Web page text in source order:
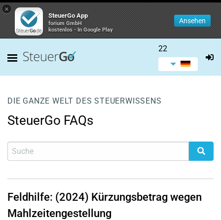
×
SteuerGo App
forium GmbH
kostenlos - In Google Play
Ansehen
22
DIE GANZE WELT DES STEUERWISSENS
SteuerGo FAQs
Feldhilfe: (2024) Kürzungsbetrag wegen
Mahlzeitengestellung